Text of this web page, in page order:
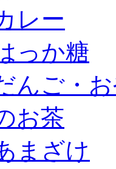
レー
っか糖
んご・
お茶
まざけ